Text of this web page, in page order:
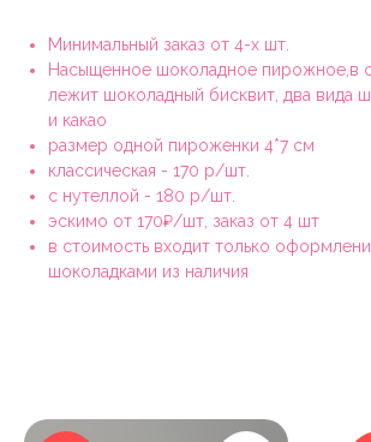
Минимальный заказ от 4-х шт.
Насыщенное шоколадное пирожное,в
лежит шоколадный бисквит, два вида
и какао
размер одной пироженки 4*7 см
классическая - 170 р/шт.
с нутеллой - 180 р/шт.
эскимо от 170₽/шт, заказ от 4 шт
в стоимость входит только
шоколадками из наличия